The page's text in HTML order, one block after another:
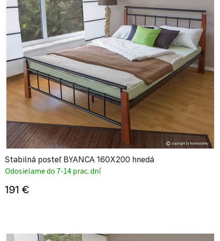
Stabilná posteľ BYANCA 160X200 hnedá
Odosielame do 7-14 prac. dní
191 €